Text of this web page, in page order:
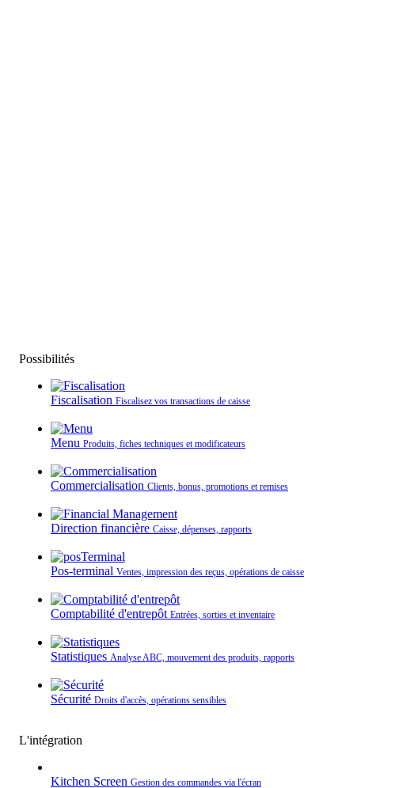
Possibilités
Fiscalisation Fiscalisez vos transactions de caisse
Menu Produits, fiches techniques et modificateurs
Commercialisation Clients, bonus, promotions et remises
Direction financière Caisse, dépenses, rapports
Pos-terminal Ventes, impression des reçus, opérations de caisse
Comptabilité d'entrepôt Entrées, sorties et inventaire
Statistiques Analyse ABC, mouvement des produits, rapports
Sécurité Droits d'accès, opérations sensibles
L'intégration
Kitchen Screen Gestion des commandes via l'écran